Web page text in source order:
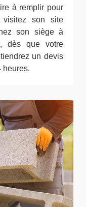
à remplir pour
visitez son site
son siège à
dès que votre
un devis
heures.